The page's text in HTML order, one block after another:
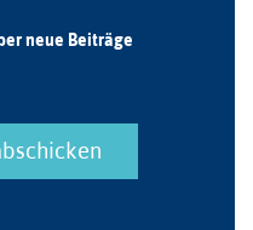
neue Beiträge